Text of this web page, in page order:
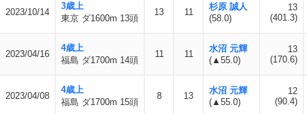
2023/10/14
3歳上
東京 ダ1600m 13頭
13 11
杉原 誠人
(58.0)
13
(401.3)
2023/04/16
4歳上
福島 ダ1700m 14頭
11 11
水沼 元輝
(▲55.0)
13
(170.6)
2023/04/08
4歳上
福島 ダ1700m 15頭
8 13
水沼 元輝
(▲55.0)
12
(90.4)